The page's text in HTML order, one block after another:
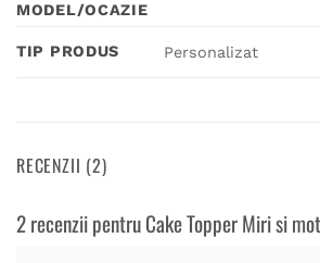
MODEL/OCAZIE
TIP PRODUS Personalizat
RECENZII (2)
2 recenzii pentruCake Topper Miri si